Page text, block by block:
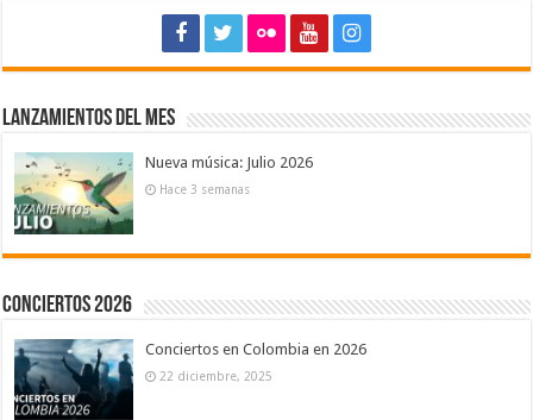
Lanzamientos del mes
Nueva música: Julio 2026
Hace 3 semanas
Conciertos 2026
Conciertos en Colombia en 2026
22 diciembre, 2025